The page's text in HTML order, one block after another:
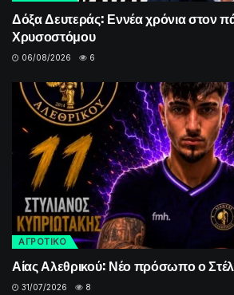
Δόξα Δευτεράς: Εννέα χρόνια στον
Χρυσοστόμου
06/08/2026 6
ΑΓΡΟΤΙΚΟ
Αίας Αλεθρικού: Νέο πρόσωπο ο
31/07/2026 8